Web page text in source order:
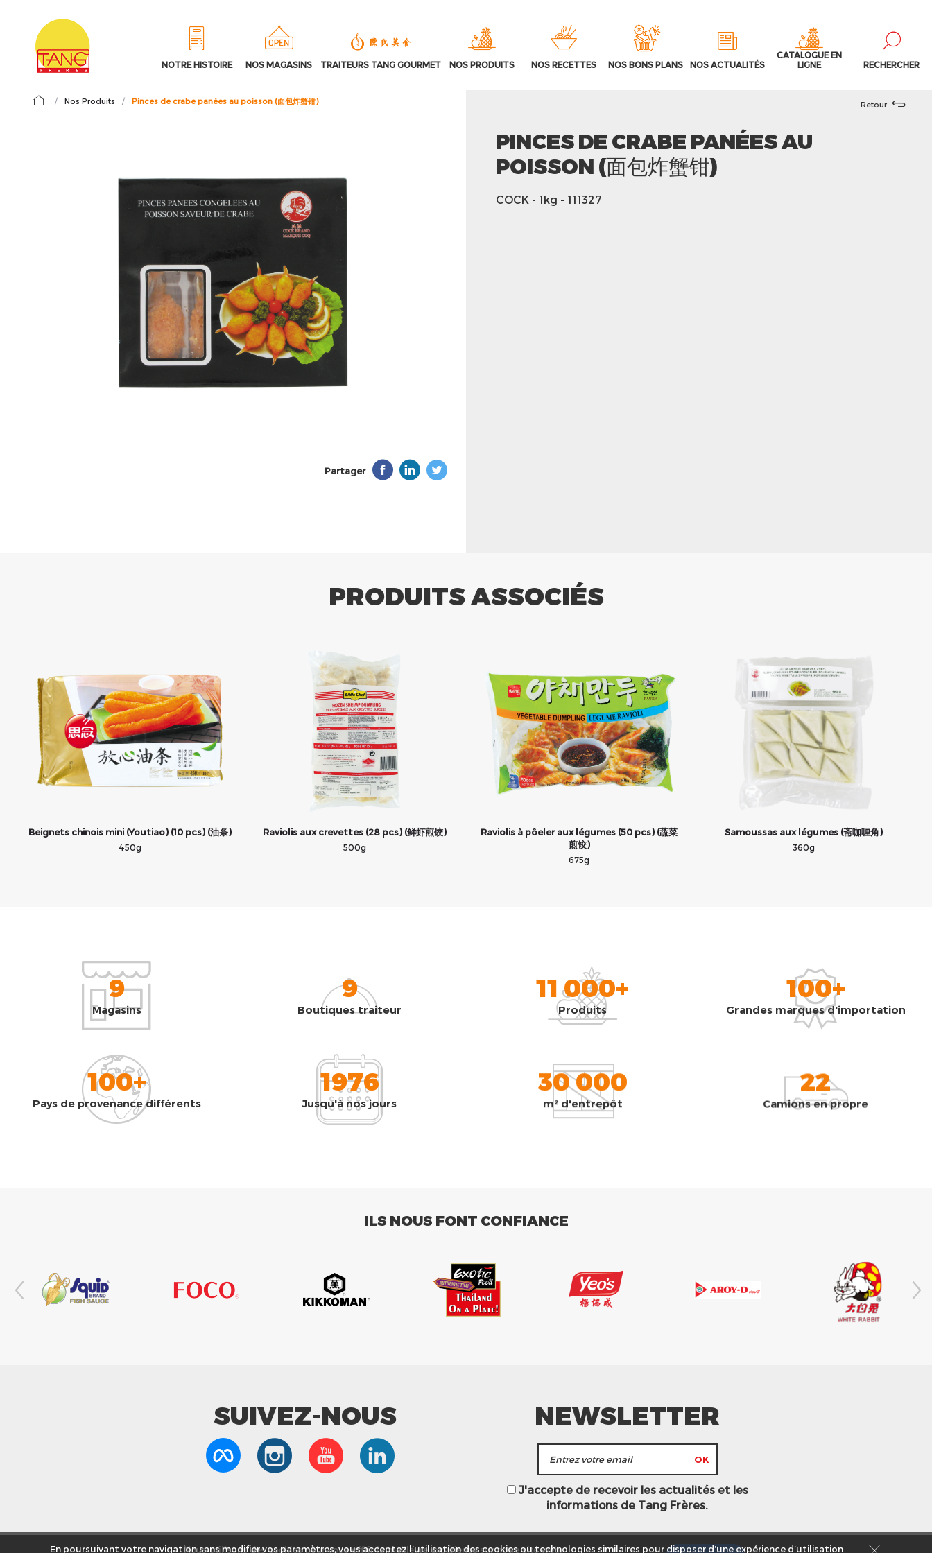
NOTRE HISTOIRE NOS MAGASINS TRAITEURS TANG GOURMET NOS PRODUITS NOS RECETTES NOS BONS PLANS NOS ACTUALITÉS
CATALOGUE EN
LIGNE
RECHERCHER
/ Nos Produits / Pinces de crabe panées au poisson (面包炸蟹钳)
Partager
Retour
PINCES DE CRABE PANÉES AU
POISSON (面包炸蟹钳)
COCK - 1kg - 111327
PRODUITS ASSOCIÉS
Beignets chinois mini (Youtiao) (10 pcs) (油条)
450g
Raviolis aux crevettes (28 pcs) (鲜虾煎饺)
500g
Raviolis à pôeler aux légumes (50 pcs) (蔬菜
煎饺)
675g
Samoussas aux légumes (斋咖喱角)
360g
9
Magasins
9
Boutiques traiteur
11 000+
Produits
100+
Grandes marques d'importation
100+
Pays de provenance différents
1976
Jusqu'à nos jours
30 000
m² d'entrepôt
22
Camions en propre
ILS NOUS FONT CONFIANCE
SUIVEZ-NOUS NEWSLETTER
J'accepte de recevoir les actualités et les
informations de Tang Frères.
En poursuivant votre navigation sans modifier vos paramètres, vous acceptez l’utilisation des cookies ou technologies similaires pour disposer d’une expérience d’utilisation
Nous utilisons des cookies pour vous offrir la meilleure expérience sur notre site web.